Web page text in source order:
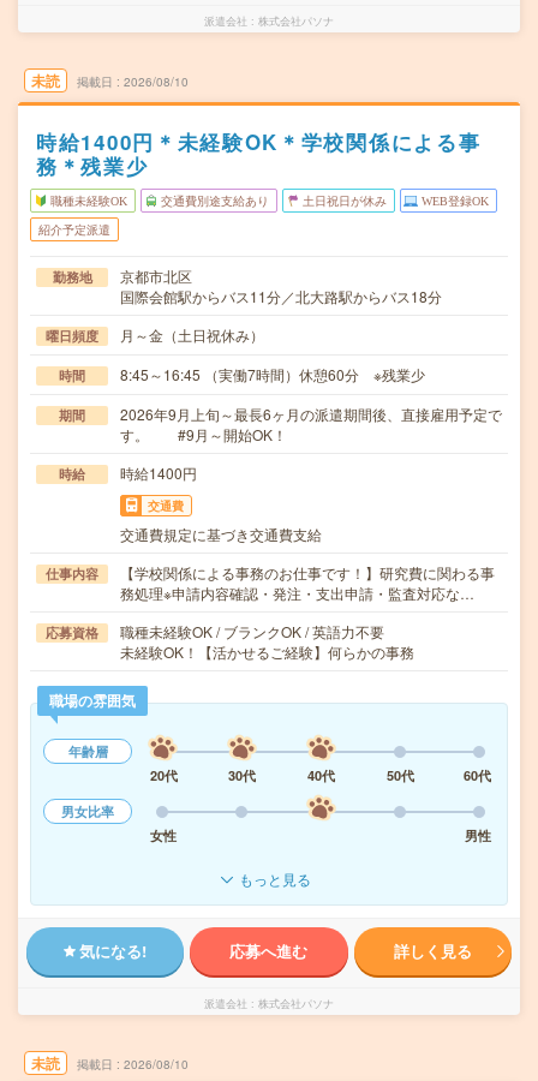
派遣会社 株式会社パソナ
未読 掲載日 2026/08/10
時給1400円＊未経験OK＊学校関係による事
務＊残業少
職種未経験OK 交通費別途支給あり 土日祝日が休み WEB登録OK
紹介予定派遣
勤務地
京都市北区
国際会館駅からバス11分／北大路駅からバス18分
曜日頻度 月～金（土日祝休み）
時間 8:45～16:45 （実働7時間）休憩60分 ※残業少
期間
2026年9月上旬～最長6ヶ月の派遣期間後、直接雇用予定で
す。 #9月～開始OK！
時給 時給1400円
交通費
交通費規定に基づき交通費支給
仕事内容
【学校関係による事務のお仕事です！】研究費に関わる事
務処理※申請内容確認・発注・支出申請・監査対応な…
応募資格
職種未経験OK / ブランクOK / 英語力不要
未経験OK！【活かせるご経験】何らかの事務
職場の雰囲気
年齢層
20代
30代 40代 50代
60代
男女比率
女性
男性
もっと見る
気になる! 応募へ進む 詳しく見る
派遣会社 株式会社パソナ
未読 掲載日 2026/08/10